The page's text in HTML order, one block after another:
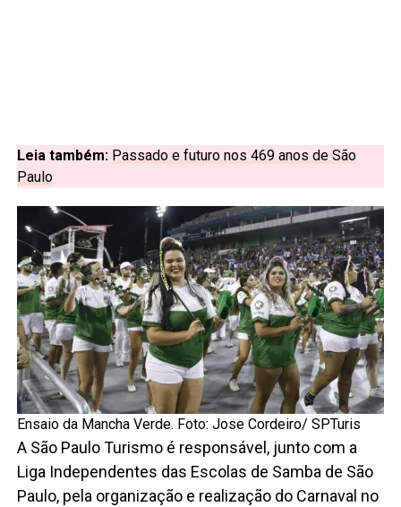
Leia também: Passado e futuro nos 469 anos de São
Paulo
Ensaio da Mancha Verde. Foto: Jose Cordeiro/ SPTuris
A São Paulo Turismo é responsável, junto com a
Liga Independentes das Escolas de Samba de São
Paulo, pela organização e realização do Carnaval no